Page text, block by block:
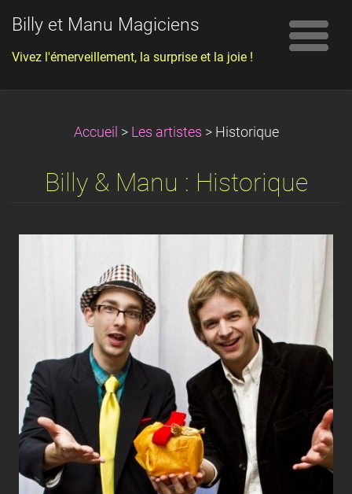
Billy et Manu Magiciens
Vivez l'émerveillement, la surprise et la joie !
Accueil > Les artistes > Historique
Billy & Manu : Historique